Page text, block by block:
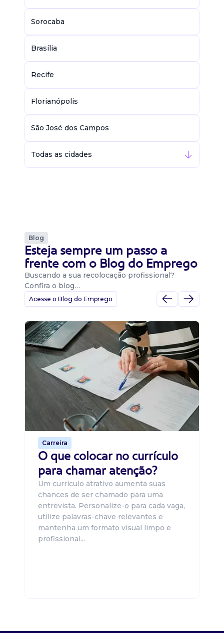
Sorocaba
Brasília
Recife
Florianópolis
São José dos Campos
Todas as cidades
Blog
Esteja sempre um passo a
frente com o Blog do Emprego
Buscando a sua recolocação profissional?
Confira o blog…
Acesse o Blog do Emprego
Carreira
O que colocar no currículo
para chamar atenção?
Um currículo atrativo aumenta suas
chances de ser chamado para uma
entrevista. Personalize-o para cada vaga,
utilize palavras-chave relevantes e
mantenha um formato visual limpo e
profissional...